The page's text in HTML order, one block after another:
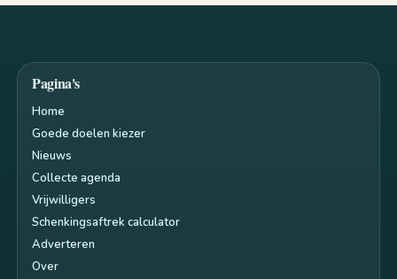
Pagina's
Home
Goede doelen kiezer
Nieuws
Collecte agenda
Vrijwilligers
Schenkingsaftrek calculator
Adverteren
Over